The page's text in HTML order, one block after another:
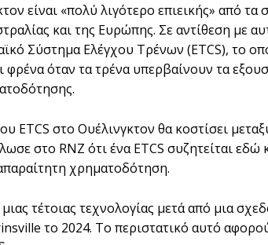
είναι «πολύ λιγότερο επιεικής» από
και της Ευρώπης. Σε αντίθεση με
Σύστημα Ελέγχου Τρένων (ETCS), το
όταν τα τρένα υπερβαίνουν τα
ETCS στο Ουέλινγκτον θα κοστίσει
στο RNZ ότι ένα ETCS συζητείται εδώ
χρηματοδότηση.
τέτοιας τεχνολογίας μετά από μια
το 2024. Το περιστατικό αυτό